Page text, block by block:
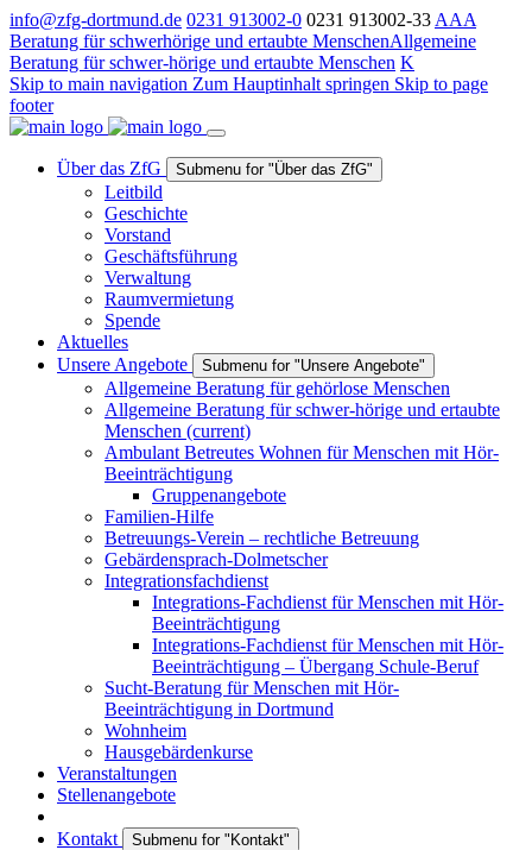
info@zfg-dortmund.de 0231 913002-0 0231 913002-33 AAA
Beratung für schwerhörige und ertaubte MenschenAllgemeine
Beratung für schwer-hörige und ertaubte Menschen K
Skip to main navigation Zum Hauptinhalt springen Skip to page
footer
Über das ZfG Submenu for "Über das ZfG"
Leitbild
Geschichte
Vorstand
Geschäftsführung
Verwaltung
Raumvermietung
Spende
Aktuelles
Unsere Angebote
Submenu for "Unsere Angebote"
Allgemeine Beratung für gehörlose Menschen
Allgemeine Beratung für schwer-hörige und ertaubte
Menschen (current)
Ambulant Betreutes Wohnen für Menschen mit Hör-
Beeinträchtigung
Gruppenangebote
Familien-Hilfe
Betreuungs-Verein – rechtliche Betreuung
Gebärdensprach-Dolmetscher
Integrationsfachdienst
Integrations-Fachdienst für Menschen mit Hör-
Beeinträchtigung
Integrations-Fachdienst für Menschen mit Hör-
Beeinträchtigung – Übergang Schule-Beruf
Sucht-Beratung für Menschen mit Hör-
Beeinträchtigung in Dortmund
Wohnheim
Hausgebärdenkurse
Veranstaltungen
Stellenangebote
Kontakt Submenu for "Kontakt"